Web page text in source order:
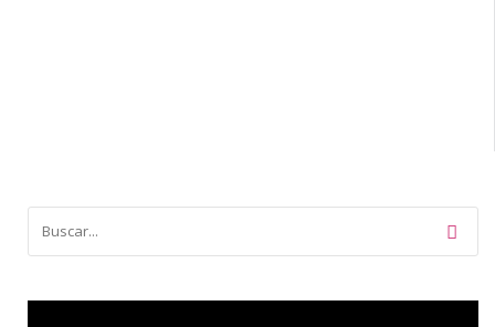
la
Mundial